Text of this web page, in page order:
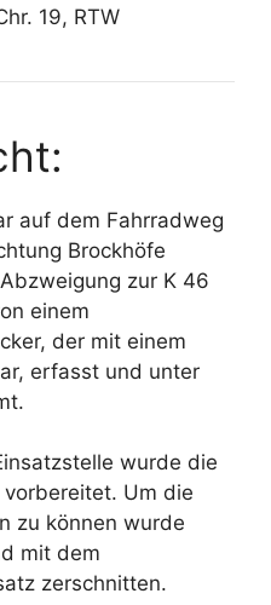
19, RTW
auf dem Fahrradweg
Brockhöfe
zur K 46
einem
der mit einem
erfasst und unter
wurde die
Um die
zu können wurde
mit dem
zerschnitten.